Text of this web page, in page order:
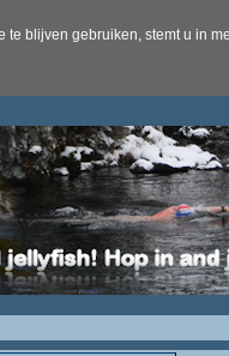
blijven gebruiken, stemt u in